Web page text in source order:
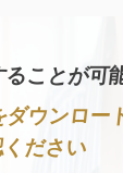
ることが可
ウンロー
ださい